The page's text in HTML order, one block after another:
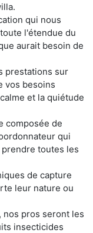
qui nous
l'étendue du
aurait besoin de
prestations sur
vos besoins
et la quiétude
composée de
qui
toutes les
de capture
leur nature ou
nos pros seront les
insecticides